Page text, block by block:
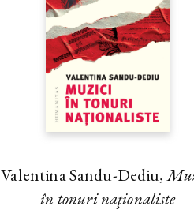
Valentina Sandu-Dediu,
în tonuri naţionaliste